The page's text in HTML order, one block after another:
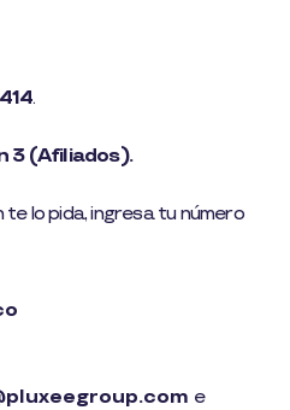
.
3 (Afiliados).
lo pida, ingresa tu número
e